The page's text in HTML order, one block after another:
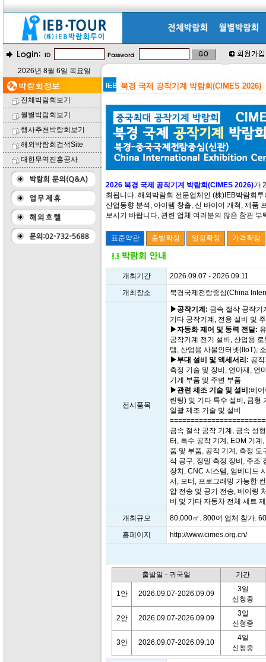
2026년 8월 6일 목요일
전체박람회보기
월별박람회보기
행사추천박람회보기
해외박람회검색Site
대한무역진흥공사
북경 국제 공작기계 박람회(CIMES 2026)
2026 북경 국제 공작기계 박람회(CIMES 2026)가
최됩니다. 해외박람회 전문업체인 (株)IEB박람회
산업동향 분석, 아이템 창출, 신 바이어 개척, 제품
보시기 바랍니다. 관련 업체 여러분의 많은 참관 부
개최기간
2026.09.07 - 2026.09.11
개최장소
북경국제전람중심(China
전시품목
▶공작기계: 금속 절삭 공작기
기타 공작기계, 전용 설비 및
▶자동화 제어 및 동력 전달:
공작기계 전기 설비, 산업용
템, 산업용 사물인터넷(IIoT),
▶부대 설비 및 액세서리: 공
측정 기술 및 장비, 연마재, 연
기계 부품 및 주변 부품
▶관련 제조 기술 및 설비:베
린팅) 및 기타 특수 설비, 금형
일괄 제조 기술 및 설비
금속 절삭 공작 기계, 금속 성
터, 특수 공작 기계, EDM 기
품 및 부품, 공작 기계, 측정
삭 공구, 정밀 측정 장비, 주조
장치, CNC 시스템, 임베디드
서, 모터, 프로그래밍 가능한
압 전송 및 공기 전송, 베어링
비 및 기타 자동차 전체 세트
개최규모
80,000㎡. 800여 업체 참가.
홈페이지
http://www.cimes.org.cn/
출발일 - 귀국일 기간
1안 2026.09.07-2026.09.09
3일
신청중
2안 2026.09.07-2026.09.09
3일
신청중
3안 2026.09.07-2026.09.10
4일
신청중